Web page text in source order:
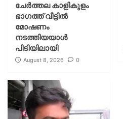
ചേർത്തല കാളികുളം
ഭാഗത്ത് വീട്ടിൽ
മോഷണം
നടത്തിയയാൾ
പിടിയിലായി
August 8, 2026 0